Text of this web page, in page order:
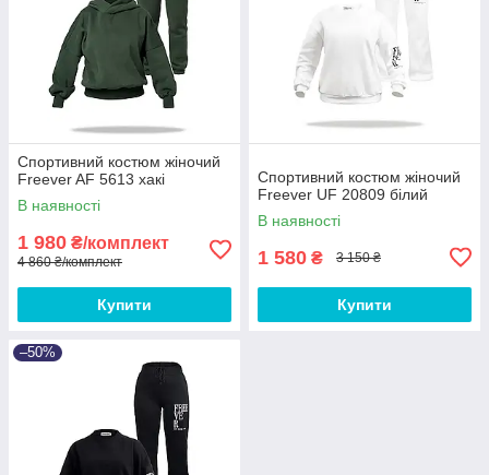
Спортивний костюм жіночий
Freever AF 5613 хакі
В наявності
1 980 ₴/комплект
4 860 ₴/комплект
Купити
Спортивний костюм жіночий
Freever UF 20809 білий
В наявності
1 580 ₴ 3 150 ₴
Купити
–50%